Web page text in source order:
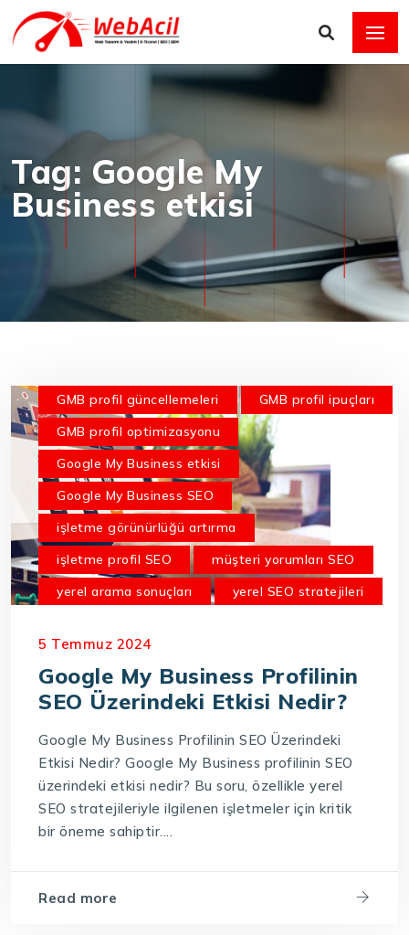
Tag: Google My
Business etkisi
GMB profil güncellemeleri
GMB profil ipuçları
GMB profil optimizasyonu
Google My Business etkisi
Google My Business SEO
işletme görünürlüğü artırma
işletme profil SEO
müşteri yorumları SEO
yerel arama sonuçları
yerel SEO stratejileri
5 Temmuz 2024
Google My Business Profilinin
SEO Üzerindeki Etkisi Nedir?
Google My Business Profilinin SEO Üzerindeki
Etkisi Nedir? Google My Business profilinin SEO
üzerindeki etkisi nedir? Bu soru, özellikle yerel
SEO stratejileriyle ilgilenen işletmeler için kritik
bir öneme sahiptir....
Read more